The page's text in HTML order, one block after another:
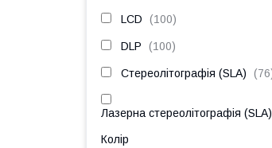
LCD 100
DLP 100
Стереолітографія (SLA) 76
Лазерна стереолітографія (SLA)
Колір